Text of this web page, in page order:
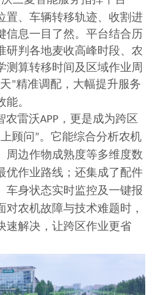
置、车辆转移轨迹、收割进
信息一目了然。平台结合历
研判各地麦收高峰时段、农
测算转移时间及区域作业周
天”精准调配，大幅提升服务
。
农雷沃APP ，更是成为跨区
顾问”。它能综合分析农机
周边作物成熟度等多维度数
优作业路线；还集成了配件
车身状态实时监控及一键报
农机故障与技术难题时，
速解决，让跨区作业更省